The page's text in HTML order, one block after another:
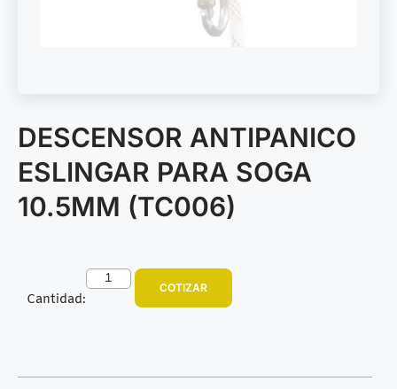
DESCENSOR ANTIPANICO
ESLINGAR PARA SOGA
10.5MM (TC006)
Cantidad:
COTIZAR